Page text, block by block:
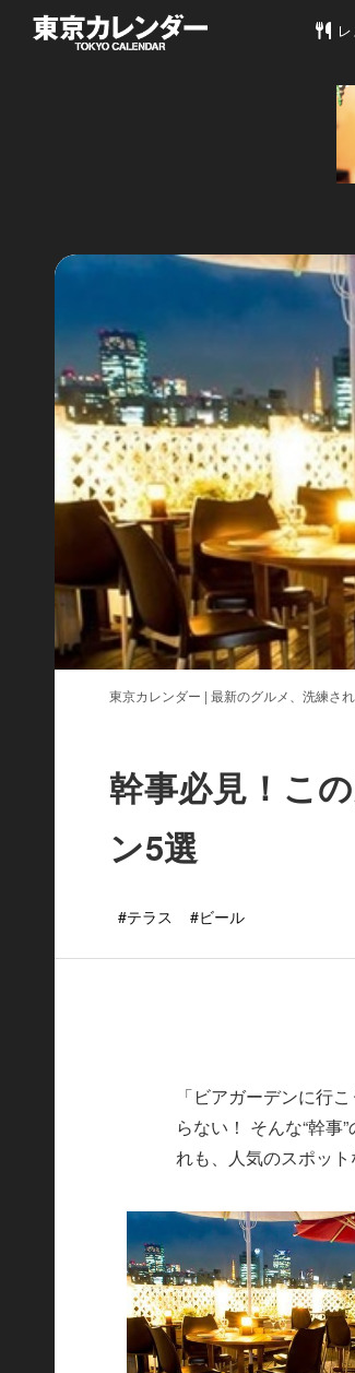
東京
東京カレンダー | 最新のグルメ、洗練さ
幹事必見！こ
ン5選
#テラス #ビール
「ビアガーデンに行
らない！ そんな“幹事
れも、人気のスポッ